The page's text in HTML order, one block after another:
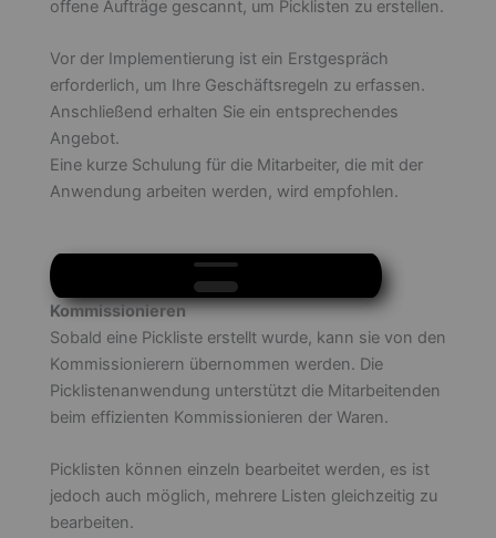
offene Aufträge gescannt, um Picklisten zu erstellen.
Vor der Implementierung ist ein Erstgespräch
erforderlich, um Ihre Geschäftsregeln zu erfassen.
Anschließend erhalten Sie ein entsprechendes
Angebot.
Eine kurze Schulung für die Mitarbeiter, die mit der
Anwendung arbeiten werden, wird empfohlen.
Kommissionieren
Sobald eine Pickliste erstellt wurde, kann sie von den
Kommissionierern übernommen werden. Die
Picklistenanwendung unterstützt die Mitarbeitenden
beim effizienten Kommissionieren der Waren.
Picklisten können einzeln bearbeitet werden, es ist
jedoch auch möglich, mehrere Listen gleichzeitig zu
bearbeiten.